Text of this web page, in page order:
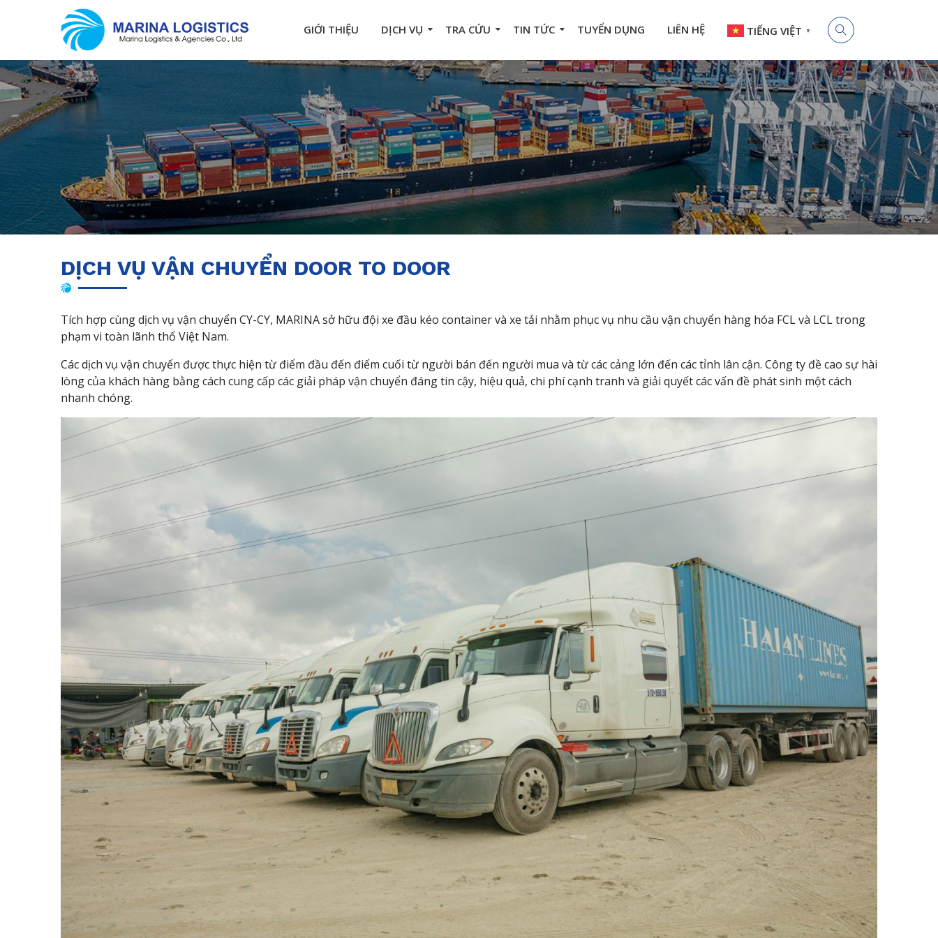
GIỚI THIỆU DỊCH VỤ TRA CỨU TIN TỨC TUYỂN DỤNG LIÊN HỆ TIẾNG VIỆT ▼
DỊCH VỤ VẬN CHUYỂN DOOR TO DOOR
Tích hợp cùng dịch vụ vận chuyển CY-CY, MARINA sở hữu đội xe đầu kéo container và xe tải nhằm phục vụ nhu cầu vận chuyển hàng hóa FCL và LCL trong
phạm vi toàn lãnh thổ Việt Nam.
Các dịch vụ vận chuyển được thực hiện từ điểm đầu đến điểm cuối từ người bán đến người mua và từ các cảng lớn đến các tỉnh lân cận. Công ty đề cao sự hài
lòng của khách hàng bằng cách cung cấp các giải pháp vận chuyển đáng tin cậy, hiệu quả, chi phí cạnh tranh và giải quyết các vấn đề phát sinh một cách
nhanh chóng.